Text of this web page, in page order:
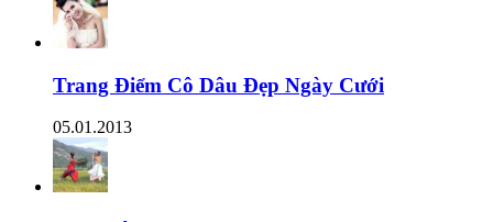
Trang Điểm Cô Dâu Đẹp Ngày Cưới
05.01.2013